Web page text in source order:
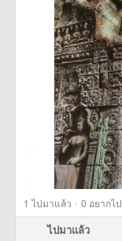
1 ไปมาแล้ว · 0 อยากไป
ไปมาแล้ว